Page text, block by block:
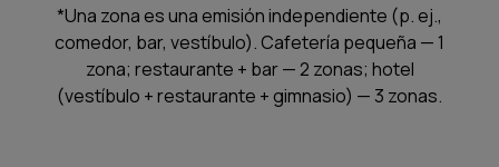
*Una zona es una emisión independiente (p. ej.,
comedor, bar, vestíbulo). Cafetería pequeña — 1
zona; restaurante + bar — 2 zonas; hotel
(vestíbulo + restaurante + gimnasio) — 3 zonas.